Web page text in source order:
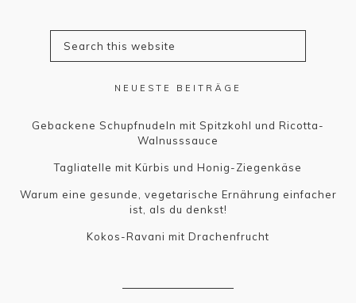
NEUESTE BEITRÄGE
Gebackene Schupfnudeln mit Spitzkohl und Ricotta-
Walnusssauce
Tagliatelle mit Kürbis und Honig-Ziegenkäse
Warum eine gesunde, vegetarische Ernährung einfacher
ist, als du denkst!
Kokos-Ravani mit Drachenfrucht